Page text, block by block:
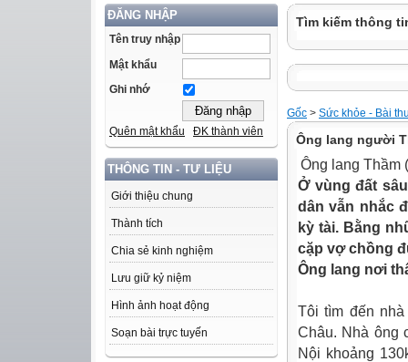
ĐĂNG NHẬP
Tên truy nhập
Mật khẩu
Ghi nhớ
Quên mật khẩu ĐK thành viên
THÔNG TIN - TƯ LIỆU
Giới thiệu chung
Thành tích
Chia sẻ kinh nghiệm
Lưu giữ kỷ niệm
Hình ảnh hoạt động
Soạn bài trực tuyến
Tìm kiếm thông
Gốc > Sức khỏe - Bài
Ông lang người
Ông lang Thầm
Ở vùng đất
dân vẫn nhắc
kỳ tài. Bằng
cặp vợ chồng
Ông lang nơi
Tôi tìm đến
Châu. Nhà ông
Nội khoảng